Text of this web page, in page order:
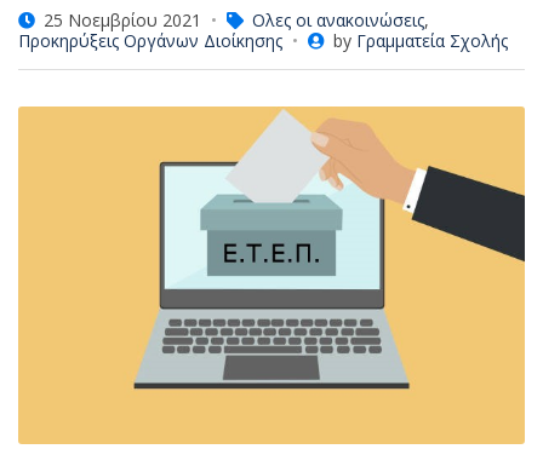
25 Νοεμβρίου 2021 Ολες οι ανακοινώσεις,
Προκηρύξεις Οργάνων Διοίκησης
by Γραμματεία Σχολής